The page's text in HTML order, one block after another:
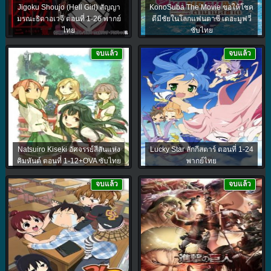
Jigoku Shoujo (Hell Girl) สัญญา
มรณะธิดาอเวจี ตอนที่ 1-26 พากย์
ไทย
KonoSuba The Movie ขอให้โชค
ดีมีชัยในโลกแฟนตาซี เดอะมูฟวี่
ซับไทย
Natsuiro Kiseki อัศจรรย์สีสันแห่ง
คิมหันต์ ตอนที่ 1-12+OVA ซับไทย
จบแล้ว
Lucky Star ลักกีสตาร์ ตอนที่ 1-24
พากย์ไทย
จบแล้ว
จบแล้ว จบแล้ว